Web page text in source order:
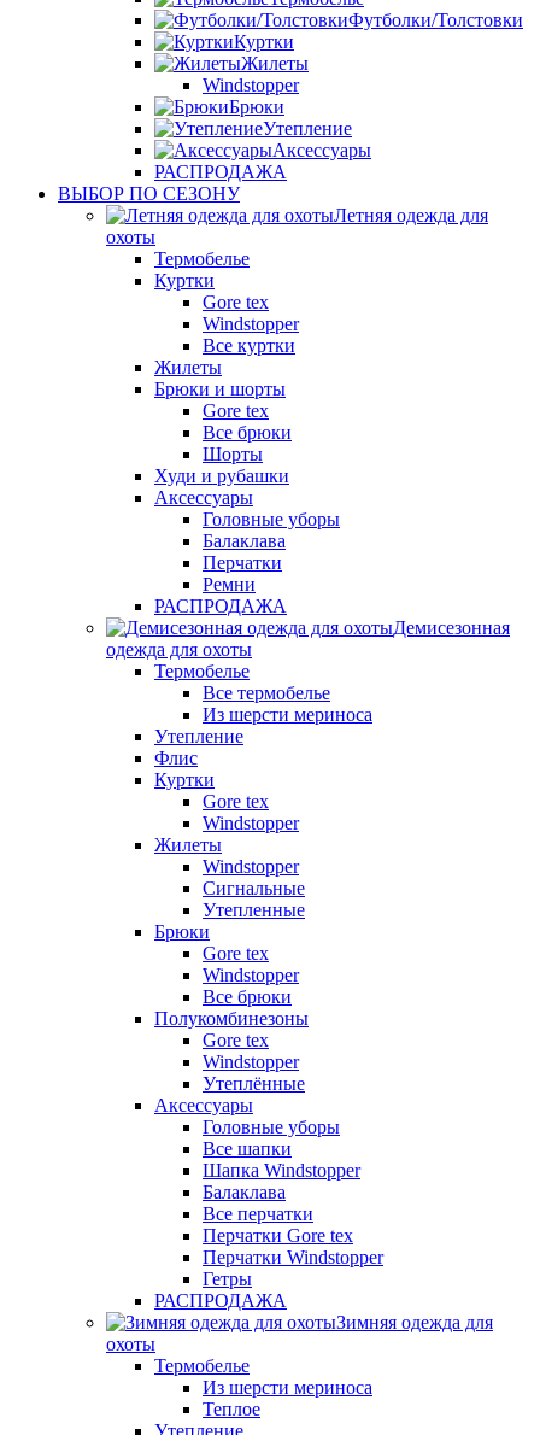
Футболки/Толстовки
Куртки
Жилеты
Windstopper
Брюки
Утепление
Аксессуары
РАСПРОДАЖА
ВЫБОР ПО СЕЗОНУ
Летняя одежда для
охоты
Термобелье
Куртки
Gore tex
Windstopper
Все куртки
Жилеты
Брюки и шорты
Gore tex
Все брюки
Шорты
Худи и рубашки
Аксессуары
Головные уборы
Балаклава
Перчатки
Ремни
РАСПРОДАЖА
Демисезонная
одежда для охоты
Термобелье
Все термобелье
Из шерсти мериноса
Утепление
Флис
Куртки
Gore tex
Windstopper
Жилеты
Windstopper
Сигнальные
Утепленные
Брюки
Gore tex
Windstopper
Все брюки
Полукомбинезоны
Gore tex
Windstopper
Утеплённые
Аксессуары
Головные уборы
Все шапки
Шапка Windstopper
Балаклава
Все перчатки
Перчатки Gore tex
Перчатки Windstopper
Гетры
РАСПРОДАЖА
Зимняя одежда для
охоты
Термобелье
Из шерсти мериноса
Теплое
Утепление